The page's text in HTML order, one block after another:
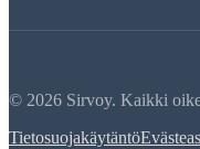
© 2026 Sirvoy. Kaikki
Tietosuojakäytäntö